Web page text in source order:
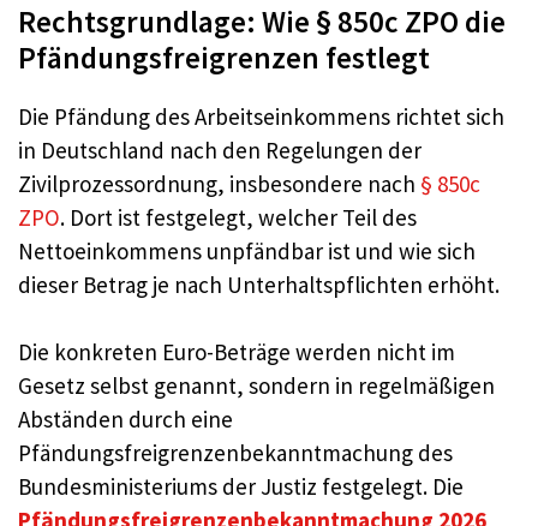
Rechtsgrundlage: Wie § 850c ZPO die
Pfändungsfreigrenzen festlegt
Die Pfändung des Arbeitseinkommens richtet sich
in Deutschland nach den Regelungen der
Zivilprozessordnung, insbesondere nach § 850c
ZPO. Dort ist festgelegt, welcher Teil des
Nettoeinkommens unpfändbar ist und wie sich
dieser Betrag je nach Unterhaltspflichten erhöht.
Die konkreten Euro-Beträge werden nicht im
Gesetz selbst genannt, sondern in regelmäßigen
Abständen durch eine
Pfändungsfreigrenzenbekanntmachung des
Bundesministeriums der Justiz festgelegt. Die
Pfändungsfreigrenzenbekanntmachung 2026